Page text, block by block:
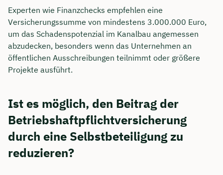
Experten wie Finanzchecks empfehlen eine
Versicherungssumme von mindestens 3.000.000 Euro,
um das Schadenspotenzial im Kanalbau angemessen
abzudecken, besonders wenn das Unternehmen an
öffentlichen Ausschreibungen teilnimmt oder größere
Projekte ausführt.
Ist es möglich, den Beitrag der
Betriebshaftpflichtversicherung
durch eine Selbstbeteiligung zu
reduzieren?